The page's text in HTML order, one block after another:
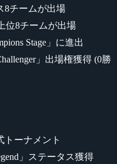
8チームが出場
位8チームが出場
Stage」に進出
」出場権獲得 (0勝
トーナメント
」ステータス獲得